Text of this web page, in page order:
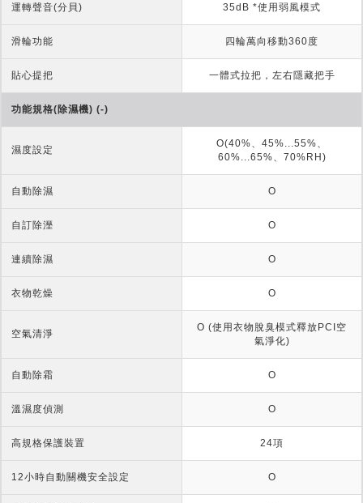
運轉聲音(分貝) 35dB *使用弱風模式
滑輪功能 四輪萬向移動360度
貼心提把 一體式拉把，左右隱藏把手
功能規格(除濕機) (-)
濕度設定
O(40%、45%...55%、
60%...65%、70%RH)
自動除濕 O
自訂除溼 O
連續除濕 O
衣物乾燥 O
空氣清淨
O (使用衣物脫臭模式釋放PCI空
氣淨化)
自動除霜 O
溫濕度偵測 O
高規格保護裝置 24項
12小時自動關機安全設定 O